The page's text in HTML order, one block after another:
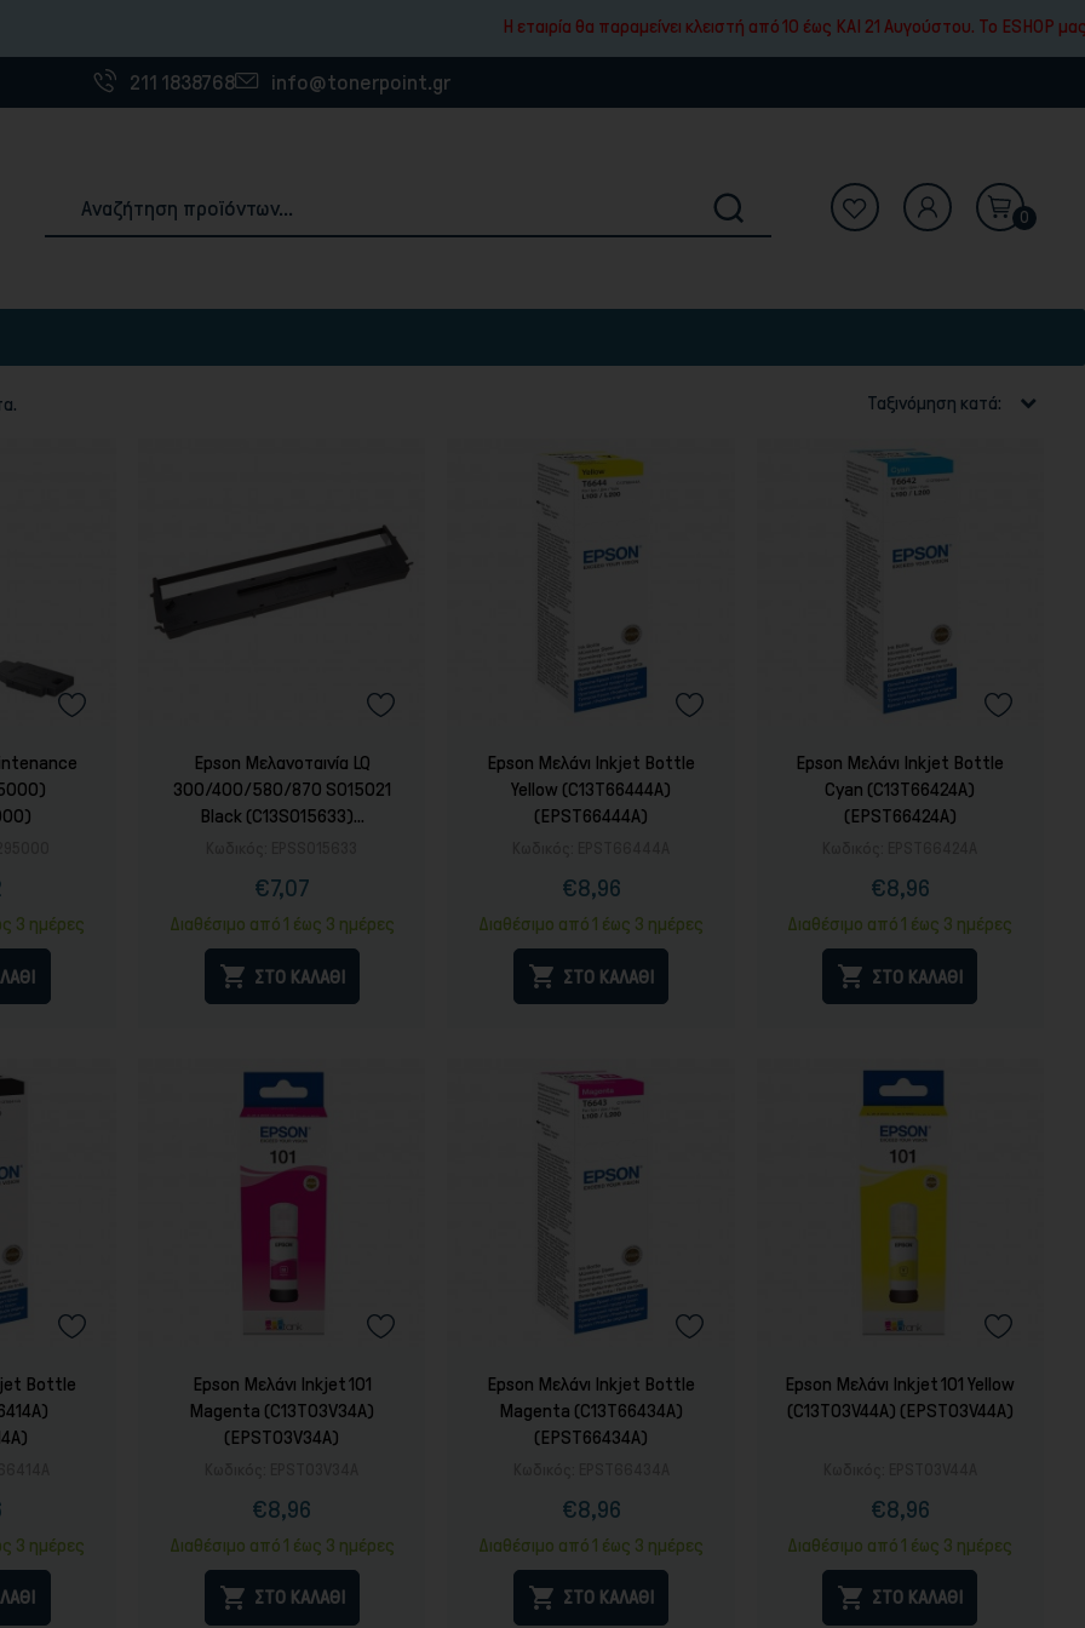
Η εταιρία θα παραμείνει κλειστή από 10 έως ΚΑΙ 21 Αυγούστου. To ESHOP μας θα δέχεται
211 1838768 info@tonerpoint.gr
Τόνερ
0
Ταξινόμηση κατά:
3 ημέρες
Epson Μελανοταινία LQ
300/400/580/870 SO15021
Black (C13S015633)...
Τιμή
€7,07Κανονική
τιμή
Διαθέσιμο από 1 έως 3 ημέρες
 ΣΤΟ ΚΑΛΑΘΙ
Epson Μελάνι Inkjet Bottle
Yellow (C13T66444A)
(EPST66444A)
Τιμή
€8,96Κανονική
τιμή
Διαθέσιμο από 1 έως 3 ημέρες
 ΣΤΟ ΚΑΛΑΘΙ
Epson Μελάνι Inkjet Bottle
Cyan (C13T66424A)
(EPST66424A)
Τιμή
€8,96Κανονική
τιμή
Διαθέσιμο από 1 έως 3 ημέρες
 ΣΤΟ ΚΑΛΑΘΙ
Bottle
3 ημέρες
Epson Μελάνι Inkjet 101
Magenta (C13T03V34A)
(EPST03V34A)
Τιμή
€8,96Κανονική
τιμή
Διαθέσιμο από 1 έως 3 ημέρες
 ΣΤΟ ΚΑΛΑΘΙ
Epson Μελάνι Inkjet Bottle
Magenta (C13T66434A)
(EPST66434A)
Τιμή
€8,96Κανονική
τιμή
Διαθέσιμο από 1 έως 3 ημέρες
 ΣΤΟ ΚΑΛΑΘΙ
Epson Μελάνι Inkjet 101 Yellow
(C13T03V44A) (EPST03V44A)
Τιμή
€8,96Κανονική
τιμή
Διαθέσιμο από 1 έως 3 ημέρες
 ΣΤΟ ΚΑΛΑΘΙ